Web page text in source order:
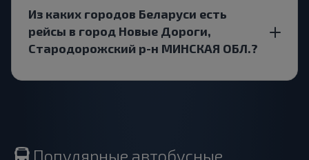
Из каких городов Беларуси есть
рейсы в город Новые Дороги,
Стародорожский р-н МИНСКАЯ ОБЛ.?
Популярные автобусные